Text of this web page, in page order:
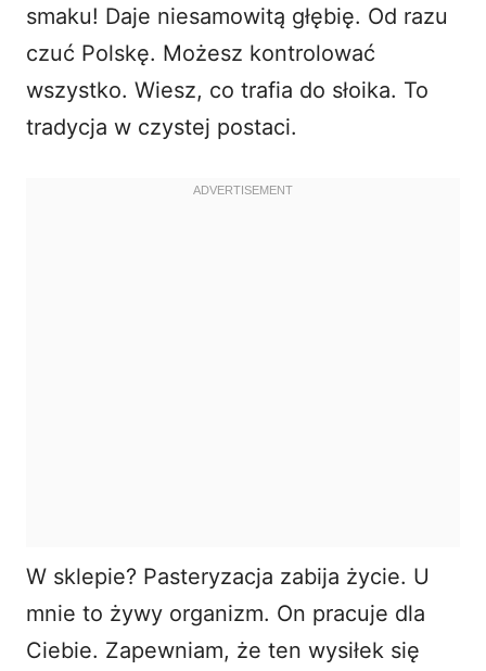
smaku! Daje niesamowitą głębię. Od razu
czuć Polskę. Możesz kontrolować
wszystko. Wiesz, co trafia do słoika. To
tradycja w czystej postaci.
W sklepie? Pasteryzacja zabija życie. U
mnie to żywy organizm. On pracuje dla
Ciebie. Zapewniam, że ten wysiłek się